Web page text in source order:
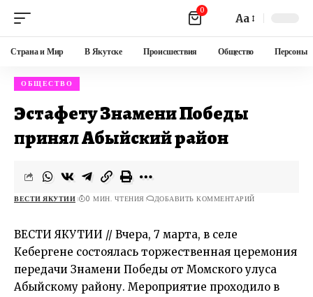
0
Aa
Страна и Мир В Якутске Происшествия Общество Персоны
ОБЩЕСТВО
Эстафету Знамени Победы
принял Абыйский район
ВЕСТИ ЯКУТИИ 0 МИН. ЧТЕНИЯ ДОБАВИТЬ КОММЕНТАРИЙ
ВЕСТИ ЯКУТИИ // Вчера, 7 марта, в селе
Кебергене состоялась торжественная церемония
передачи Знамени Победы от Момского улуса
Абыйскому району. Мероприятие проходило в